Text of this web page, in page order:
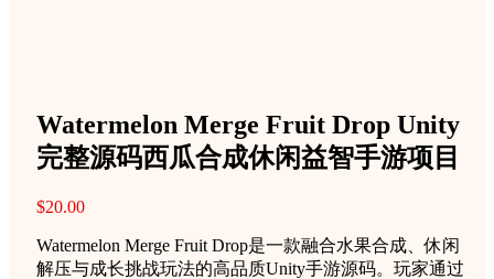
Watermelon Merge Fruit Drop Unity
完整源码西瓜合成休闲益智手游项目
$20.00
Watermelon Merge Fruit Drop是一款融合水果合成、休闲
解压与成长挑战玩法的高品质Unity手游源码。玩家通过